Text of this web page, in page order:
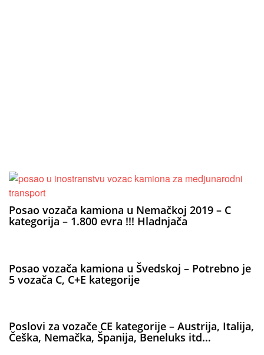
Posao vozača kamiona u Nemačkoj 2019 – C
kategorija – 1.800 evra !!! Hladnjača
Posao vozača kamiona u Švedskoj – Potrebno je
5 vozača C, C+E kategorije
Poslovi za vozače CE kategorije – Austrija, Italija,
Češka, Nemačka, Španija, Beneluks itd…